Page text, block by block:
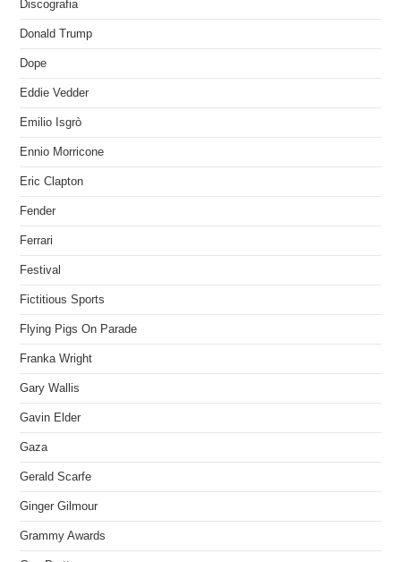
Discografia
Donald Trump
Dope
Eddie Vedder
Emilio Isgrò
Ennio Morricone
Eric Clapton
Fender
Ferrari
Festival
Fictitious Sports
Flying Pigs On Parade
Franka Wright
Gary Wallis
Gavin Elder
Gaza
Gerald Scarfe
Ginger Gilmour
Grammy Awards